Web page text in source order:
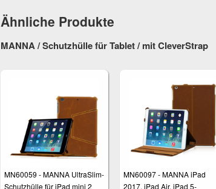
Ähnliche Produkte
MANNA / Schutzhülle für Tablet / mit CleverStrap
MN60059 - MANNA UltraSlim-
Schutzhülle für iPad mini 2
MN60097 - MANNA iPad
2017, iPad Air, iPad 5-